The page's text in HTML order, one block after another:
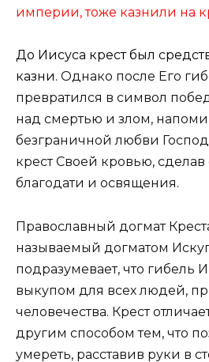
империи, тоже казнили на
До Иисуса крест был
казни. Однако после Его
превратился в символ
над смертью и злом,
безграничной любви
крест Своей кровью, сделав
благодати и освящения.
Православный догмат
называемый догматом
подразумевает, что гибель
выкупом для всех людей,
человечества. Крест
другим способом тем, что
умереть, расставив руки в